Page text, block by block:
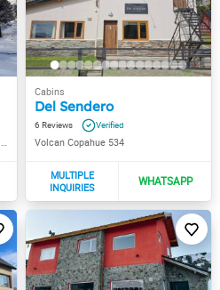
Del Sendero
6
Volcan Copahue 534